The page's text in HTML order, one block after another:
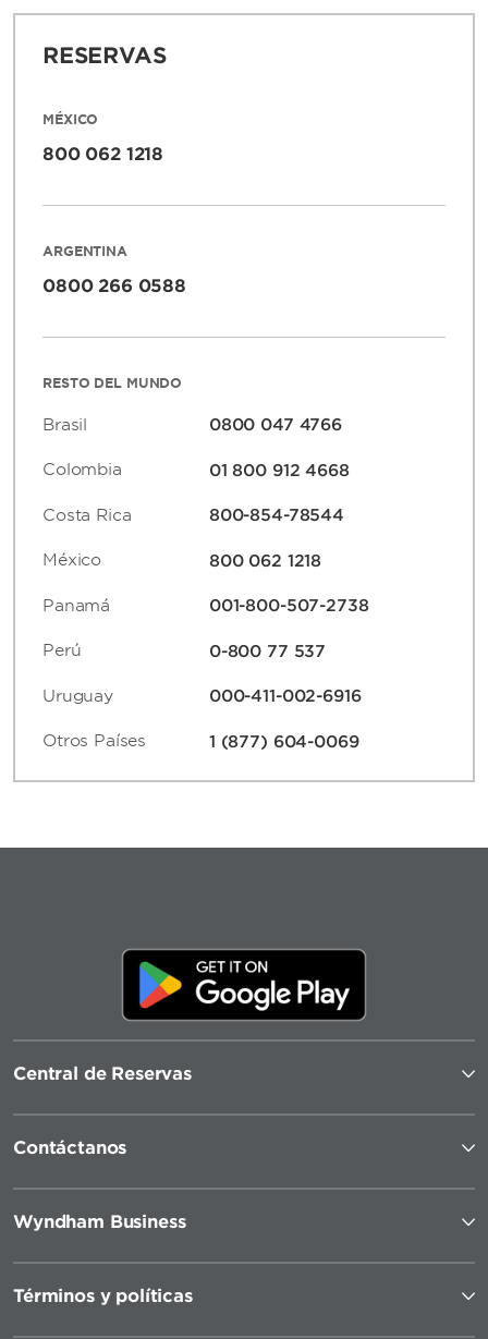
RESERVAS
MÉXICO
800 062 1218
ARGENTINA
0800 266 0588
RESTO DEL MUNDO
Brasil 0800 047 4766
Colombia 01 800 912 4668
Costa Rica 800-854-78544
México 800 062 1218
Panamá 001-800-507-2738
Perú 0-800 77 537
Uruguay 000-411-002-6916
Otros Países 1 (877) 604-0069
Central de Reservas
Contáctanos
Wyndham Business
Términos y políticas